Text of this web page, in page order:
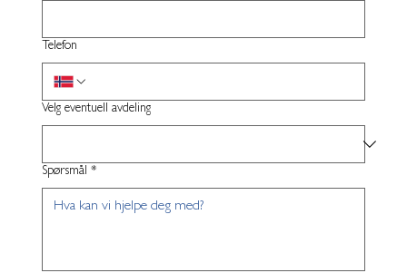
Telefon
Velg eventuell avdeling
Spørsmål *